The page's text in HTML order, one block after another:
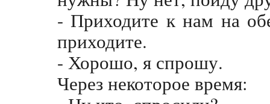
- Приходите к нам на
приходите.
- Хорошо, я спрошу.
Через некоторое время: